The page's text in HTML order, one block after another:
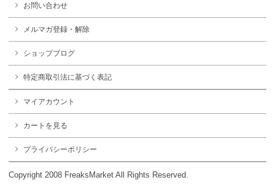
お問い合わせ
メルマガ登録・解除
ショップブログ
特定商取引法に基づく表記
マイアカウント
カートを見る
プライバシーポリシー
Copyright 2008 FreaksMarket All Rights Reserved.